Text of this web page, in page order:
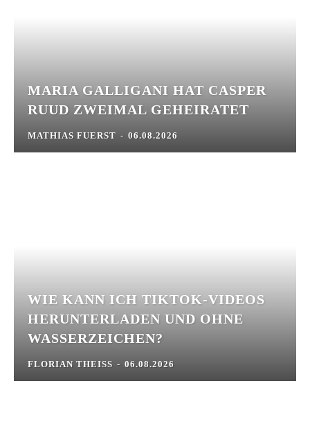
MARIA GALLIGANI HAT CASPER
RUUD ZWEIMAL GEHEIRATET
MATHIAS FUERST - 06.08.2026
WIE KANN ICH TIKTOK-VIDEOS
HERUNTERLADEN UND OHNE
WASSERZEICHEN?
FLORIAN THEISS - 06.08.2026